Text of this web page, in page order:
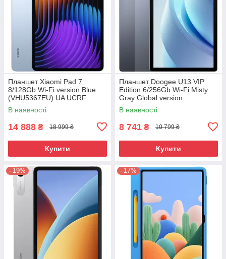
Планшет Xiaomi Pad 7
8/128Gb Wi-Fi version Blue
(VHU5367EU) UA UCRF
В наявності
14 888 ₴ 18 999 ₴
Купити
Планшет Doogee U13 VIP
Edition 6/256Gb Wi-Fi Misty
Gray Global version
В наявності
8 741 ₴ 10 799 ₴
Купити
–19% –17%